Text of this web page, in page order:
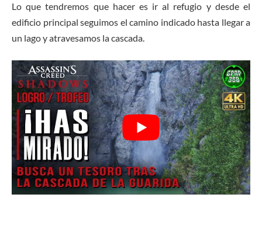
Lo que tendremos que hacer es ir al refugio y desde el
edificio principal seguimos el camino indicado hasta llegar a
un lago y atravesamos la cascada.